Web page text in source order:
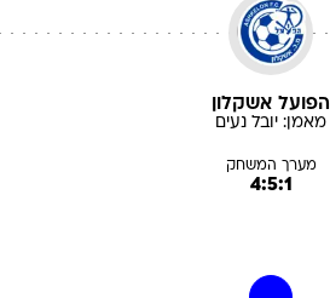
הפועל אשקלון
מאמן: יובל נעים
מערך המשחק
4:5:1